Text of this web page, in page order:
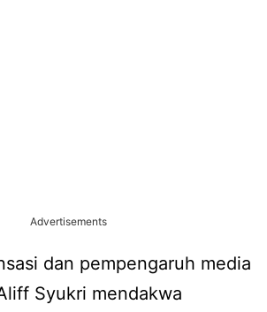
Advertisements
dan pempengaruh media
Syukri mendakwa